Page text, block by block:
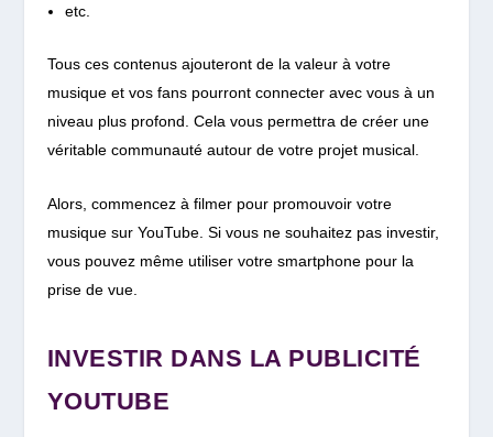
etc.
Tous ces contenus ajouteront de la valeur à votre
musique et vos fans pourront connecter avec vous à un
niveau plus profond. Cela vous permettra de créer une
véritable communauté autour de votre projet musical.
Alors, commencez à filmer pour promouvoir votre
musique sur YouTube. Si vous ne souhaitez pas investir,
vous pouvez même utiliser votre smartphone pour la
prise de vue.
INVESTIR DANS LA PUBLICITÉ
YOUTUBE